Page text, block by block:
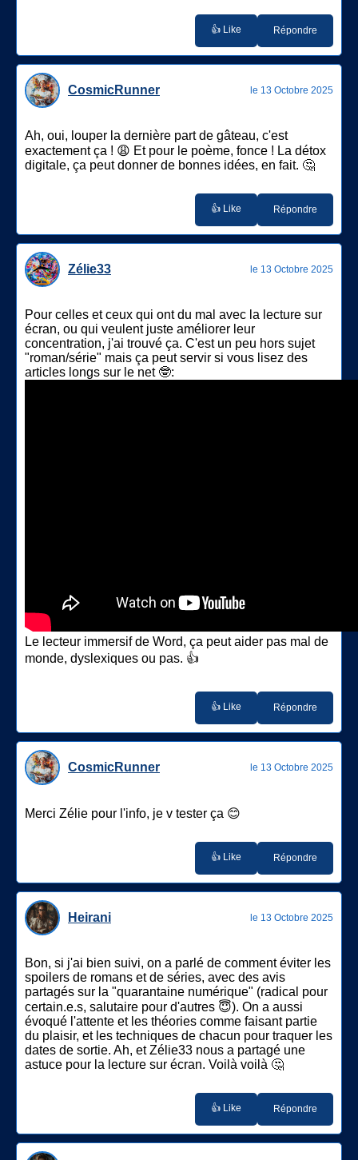
👍 Like Répondre
CosmicRunner le 13 Octobre 2025
Ah, oui, louper la dernière part de gâteau, c'est
exactement ça ! 😩 Et pour le poème, fonce ! La détox
digitale, ça peut donner de bonnes idées, en fait. 🤔
👍 Like Répondre
Zélie33 le 13 Octobre 2025
Pour celles et ceux qui ont du mal avec la lecture sur
écran, ou qui veulent juste améliorer leur
concentration, j'ai trouvé ça. C'est un peu hors sujet
"roman/série" mais ça peut servir si vous lisez des
articles longs sur le net 🤓:
Le lecteur immersif de Word, ça peut aider pas mal de
monde, dyslexiques ou pas. 👍
👍 Like Répondre
CosmicRunner le 13 Octobre 2025
Merci Zélie pour l'info, je v tester ça 😊
👍 Like Répondre
Heirani le 13 Octobre 2025
Bon, si j'ai bien suivi, on a parlé de comment éviter les
spoilers de romans et de séries, avec des avis
partagés sur la "quarantaine numérique" (radical pour
certain.e.s, salutaire pour d'autres 😇). On a aussi
évoqué l'attente et les théories comme faisant partie
du plaisir, et les techniques de chacun pour traquer les
dates de sortie. Ah, et Zélie33 nous a partagé une
astuce pour la lecture sur écran. Voilà voilà 🤔
👍 Like Répondre